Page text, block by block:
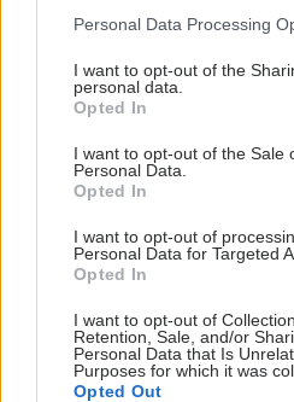
Please note that this website/
not limited to your visit or usage
grant or deny consent to Google
use your data for below
consent section.
Personal Data Processing
I want to opt-out of the
personal data.
Opted In
I want to opt-out of the Sale
Personal Data.
Opted In
I want to opt-out of
Personal Data for Targeted
Opted In
I want to opt-out of
Retention, Sale, and/or
Personal Data that Is
Purposes for which it was
Opted Out